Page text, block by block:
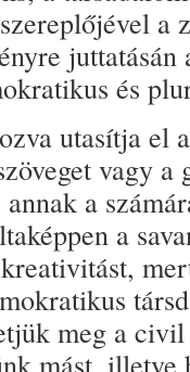
a
és
utasítja el
vagy a
a
a
meg a
mást, illetve